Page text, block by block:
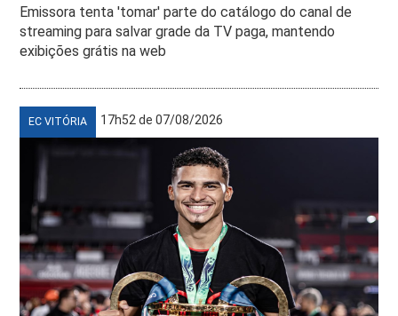
Emissora tenta 'tomar' parte do catálogo do canal de
streaming para salvar grade da TV paga, mantendo
exibições grátis na web
EC VITÓRIA 17h52 de 07/08/2026